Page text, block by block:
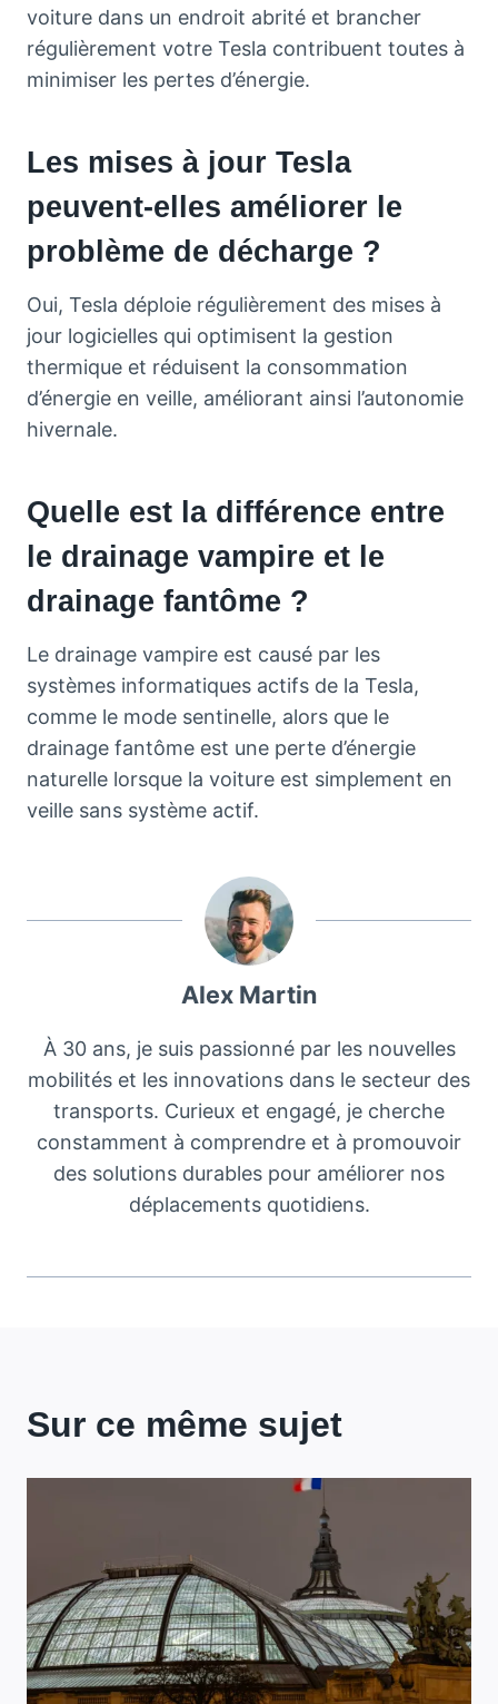
voiture dans un endroit abrité et brancher
régulièrement votre Tesla contribuent toutes à
minimiser les pertes d’énergie.
Les mises à jour Tesla
peuvent-elles améliorer le
problème de décharge ?
Oui, Tesla déploie régulièrement des mises à
jour logicielles qui optimisent la gestion
thermique et réduisent la consommation
d’énergie en veille, améliorant ainsi l’autonomie
hivernale.
Quelle est la différence entre
le drainage vampire et le
drainage fantôme ?
Le drainage vampire est causé par les
systèmes informatiques actifs de la Tesla,
comme le mode sentinelle, alors que le
drainage fantôme est une perte d’énergie
naturelle lorsque la voiture est simplement en
veille sans système actif.
Alex Martin
À 30 ans, je suis passionné par les nouvelles
mobilités et les innovations dans le secteur des
transports. Curieux et engagé, je cherche
constamment à comprendre et à promouvoir
des solutions durables pour améliorer nos
déplacements quotidiens.
Sur ce même sujet